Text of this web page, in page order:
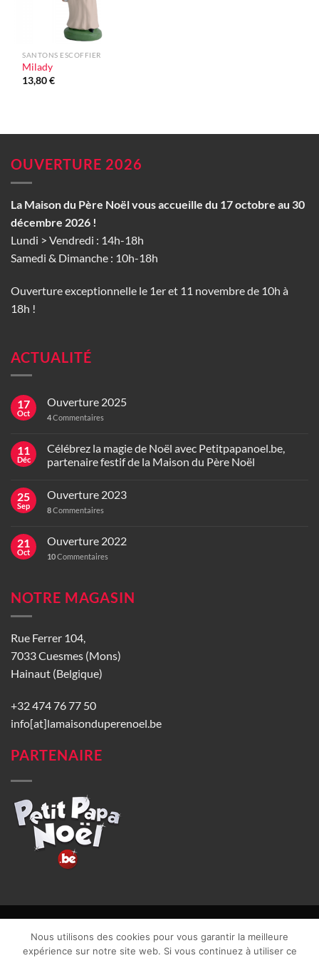
SANTONS ESCOFFIER
Milady
13,80€
OUVERTURE 2026
La Maison du Père Noël vous accueille du 17 octobre au 30
décembre 2026 !
Lundi > Vendredi : 14h-18h
Samedi & Dimanche : 10h-18h
Ouverture exceptionnelle le 1er et 11 novembre de 10h à
18h !
ACTUALITÉ
17
Oct
Ouverture 2025
4Commentaires
11
Déc
Célébrez la magie de Noël avec Petitpapanoel.be,
partenaire festif de la Maison du Père Noël
25
Sep
Ouverture 2023
8Commentaires
21
Oct
Ouverture 2022
10Commentaires
NOTRE MAGASIN
Rue Ferrer 104,
7033 Cuesmes (Mons)
Hainaut (Belgique)
+32 474 76 77 50
info[at]lamaisonduperenoel.be
PARTENAIRE
CGU| Vie privée| TVA : BE0840965749 | Site web réalisé par
Nous utilisons des cookies pour vous garantir la meilleure
expérience sur notre site web. Si vous continuez à utiliser ce